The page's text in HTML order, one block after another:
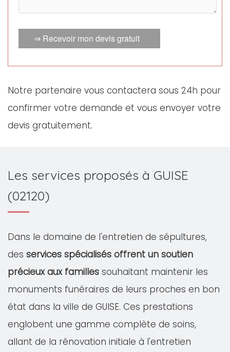
⇒ Recevoir mon devis gratuit
Notre partenaire vous contactera sous 24h pour
confirmer votre demande et vous envoyer votre
devis gratuitement.
Les services proposés à GUISE
(02120)
Dans le domaine de l'entretien de sépultures,
des services spécialisés offrent un soutien
précieux aux familles souhaitant maintenir les
monuments funéraires de leurs proches en bon
état dans la ville de GUISE. Ces prestations
englobent une gamme complète de soins,
allant de la rénovation initiale à l'entretien